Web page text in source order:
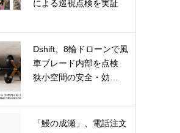
による巡視点検を実証
Dshift、8輪ドローンで風
車ブレード内部を点検
狭小空間の安全・効…
「鰻の成瀬」、電話注文